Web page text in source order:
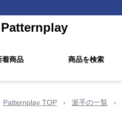
Patternplay
着商品 商品を検索
Patternplay TOP › 派手の一覧 ›